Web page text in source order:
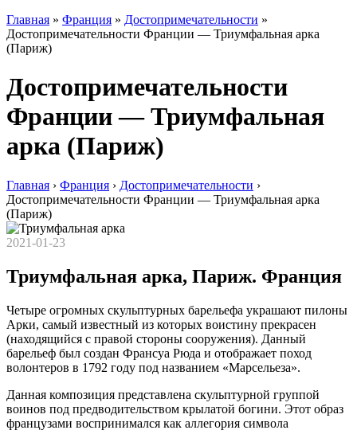
Главная » Франция » Достопримечательности »
Достопримечательности Франции — Триумфальная арка
(Париж)
Достопримечательности
Франции — Триумфальная
арка (Париж)
Главная › Франция › Достопримечательности ›
Достопримечательности Франции — Триумфальная арка
(Париж)
2021-01-23
Триумфальная арка, Париж. Франция
Четыре огромных скульптурных барельефа украшают пилоны
Арки, самый известный из которых воистину прекрасен
(находящийся с правой стороны сооружения). Данный
барельеф был создан Франсуа Рюда и отображает поход
волонтеров в 1792 году под названием «Марсельеза».
Данная композиция представлена скульптурной группой
воинов под предводительством крылатой богини. Этот образ
французами воспринимался как аллегория символа